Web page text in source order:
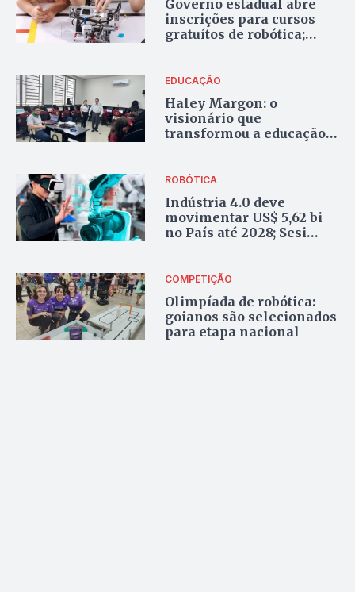
Governo estadual abre
inscrições para cursos
gratuítos de robótica;
EDUCAÇÃO
Haley Margon: o
visionário que
transformou a educação
ROBÓTICA
Indústria 4.0 deve
movimentar US$ 5,62 bi
no País até 2028; Sesi
COMPETIÇÃO
Olimpíada de robótica:
goianos são selecionados
para etapa nacional